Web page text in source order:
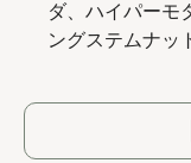
Copyright 2023
ダ、ハイパーモ
ングステムナッ